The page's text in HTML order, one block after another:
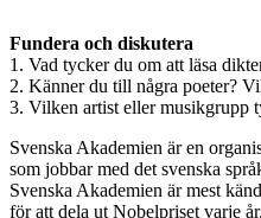
Fundera och diskutera
1. Vad tycker du om att läsa
2. Känner du till några poeter?
3. Vilken artist eller musikgrupp
Svenska Akademien är en
som jobbar med det svenska
Svenska Akademien är mest
för att dela ut Nobelpriset varje år.